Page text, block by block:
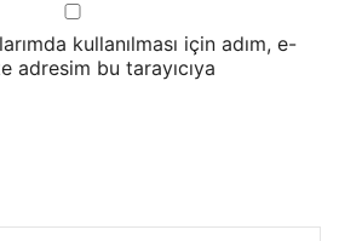
kullanılması için adım, e-
adresim bu tarayıcıya